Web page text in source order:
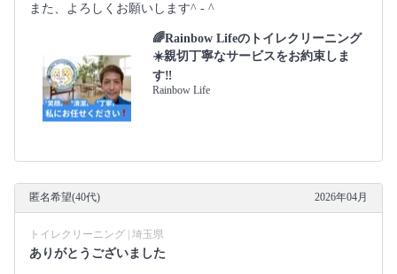
また、よろしくお願いします^ - ^
🌈Rainbow Lifeのトイレクリーニング
☀️親切丁寧なサービスをお約束しま
す‼️
Rainbow Life
匿名希望(40代) 2026年04月
トイレクリーニング | 埼玉県
ありがとうございました